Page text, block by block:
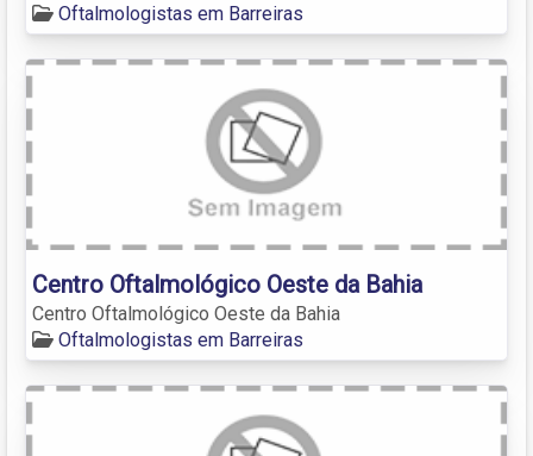
Oftalmologistas em Barreiras
Centro Oftalmológico Oeste da Bahia
Centro Oftalmológico Oeste da Bahia
Oftalmologistas em Barreiras